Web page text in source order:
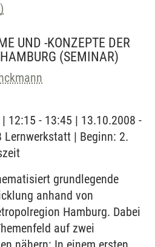
UND -KONZEPTE DER
(SEMINAR)
12:15 - 13:45 | 13.10.2008 -
Lernwerkstatt | Beginn: 2.
grundlegende
anhand von
Hamburg. Dabei
auf zwei